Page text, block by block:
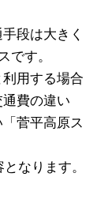
段は大きく
す。
用する場合
費の違い
菅平高原ス
なります。